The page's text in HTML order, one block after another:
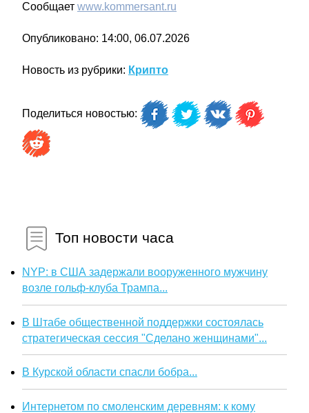
Сообщает www.kommersant.ru
Опубликовано: 14:00, 06.07.2026
Новость из рубрики: Крипто
Поделиться новостью:
Топ новости часа
NYP: в США задержали вооруженного мужчину
возле гольф-клуба Трампа...
В Штабе общественной поддержки состоялась
стратегическая сессия "Сделано женщинами"...
В Курской области спасли бобра...
Интернетом по смоленским деревням: к кому